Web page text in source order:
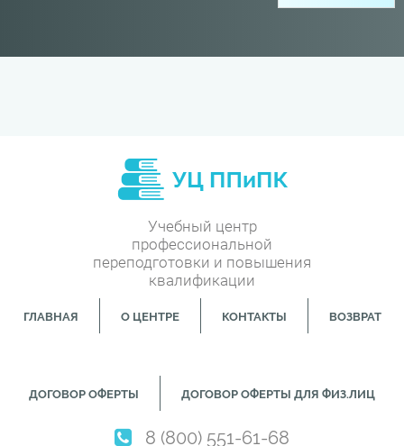
Учебный центр
профессиональной
переподготовки и повышения
квалификации
ГЛАВНАЯ О ЦЕНТРЕ КОНТАКТЫ ВОЗВРАТ
ДОГОВОР ОФЕРТЫ ДОГОВОР ОФЕРТЫ ДЛЯ ФИЗ.ЛИЦ
8 (800) 551-61-68